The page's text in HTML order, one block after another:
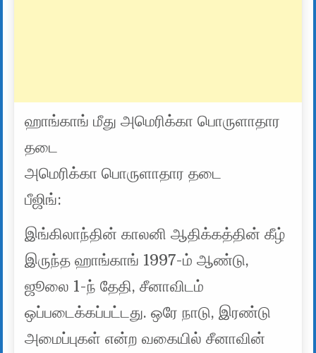
ஹாங்காங் மீது அமெரிக்கா பொருளாதார
தடை
அமெரிக்கா பொருளாதார தடை
பீஜிங்:
இங்கிலாந்தின் காலனி ஆதிக்கத்தின் கீழ்
இருந்த ஹாங்காங் 1997-ம் ஆண்டு,
ஜூலை 1-ந் தேதி, சீனாவிடம்
ஒப்படைக்கப்பட்டது. ஒரே நாடு, இரண்டு
அமைப்புகள் என்ற வகையில் சீனாவின்